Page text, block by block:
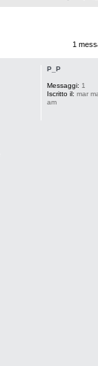
1
P_P
Messaggi: 1
Iscritto il: mar
am